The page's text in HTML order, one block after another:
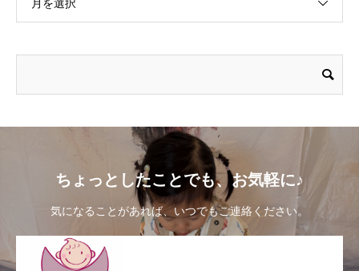
ちょっとしたことでも、お気軽に♪
気になることがあれば、いつでもご連絡ください。